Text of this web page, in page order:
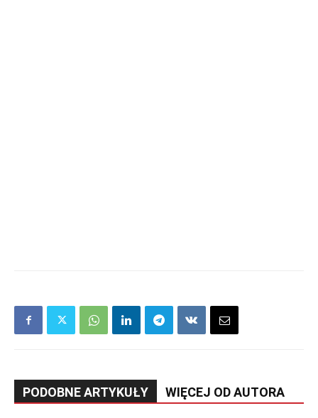
PODOBNE ARTYKUŁY WIĘCEJ OD AUTORA